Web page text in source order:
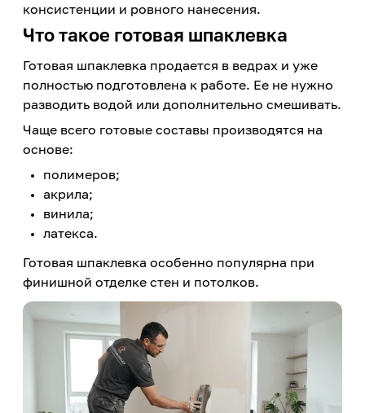
консистенции и ровного нанесения.
Что такое готовая шпаклевка
Готовая шпаклевка продается в ведрах и уже
полностью подготовлена к работе. Ее не нужно
разводить водой или дополнительно смешивать.
Чаще всего готовые составы производятся на
основе:
полимеров;
акрила;
винила;
латекса.
Готовая шпаклевка особенно популярна при
финишной отделке стен и потолков.